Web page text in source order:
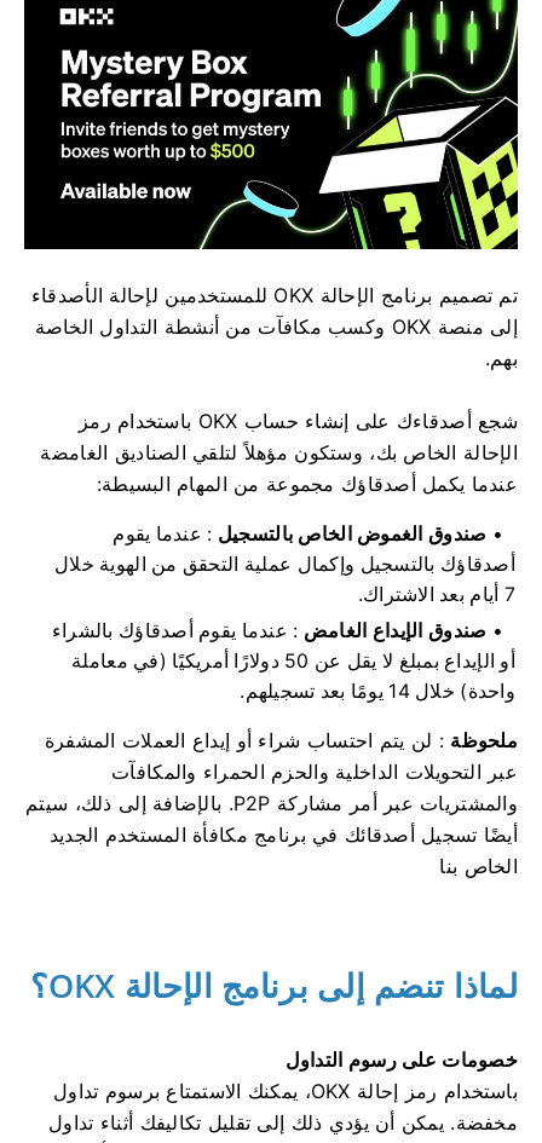
تم تصميم برنامج الإحالة OKX للمستخدمين لإحالة الأصدقاء
إلى منصة OKX وكسب مكافآت من أنشطة التداول الخاصة
بهم.
شجع أصدقاءك على إنشاء حساب OKX باستخدام رمز
الإحالة الخاص بك، وستكون مؤهلاً لتلقي الصناديق الغامضة
عندما يكمل أصدقاؤك مجموعة من المهام البسيطة:
صندوق الغموض الخاص بالتسجيل : عندما يقوم
أصدقاؤك بالتسجيل وإكمال عملية التحقق من الهوية خلال
7 أيام بعد الاشتراك.
صندوق الإيداع الغامض : عندما يقوم أصدقاؤك بالشراء
أو الإيداع بمبلغ لا يقل عن 50 دولارًا أمريكيًا (في معاملة
واحدة) خلال 14 يومًا بعد تسجيلهم.
ملحوظة : لن يتم احتساب شراء أو إيداع العملات المشفرة
عبر التحويلات الداخلية والحزم الحمراء والمكافآت
والمشتريات عبر أمر مشاركة P2P. بالإضافة إلى ذلك، سيتم
أيضًا تسجيل أصدقائك في برنامج مكافأة المستخدم الجديد
الخاص بنا
لماذا تنضم إلى برنامج الإحالة OKX؟
خصومات على رسوم التداول
باستخدام رمز إحالة OKX، يمكنك الاستمتاع برسوم تداول
مخفضة. يمكن أن يؤدي ذلك إلى تقليل تكاليفك أثناء تداول